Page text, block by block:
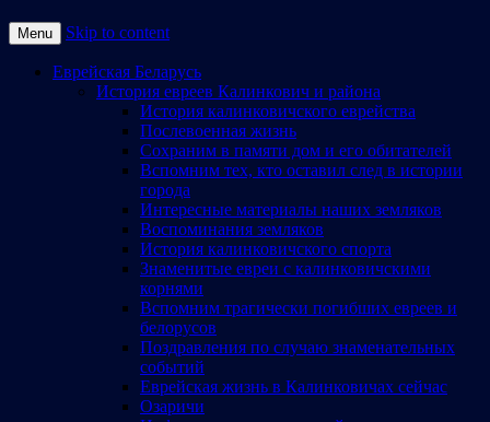
Menu Skip to content
Еврейская Беларусь
История евреев Калинкович и района
История калинковичского еврейства
Послевоенная жизнь
Сохраним в памяти дом и его обитателей
Вспомним тех, кто оставил след в истории
города
Интересные материалы наших земляков
Воспоминания земляков
История калинковичского спорта
Знаменитые евреи с калинковичскими
корнями
Вспомним трагически погибших евреев и
белорусов
Поздравления по случаю знаменательных
событий
Еврейская жизнь в Калинковичах сейчас
Озаричи